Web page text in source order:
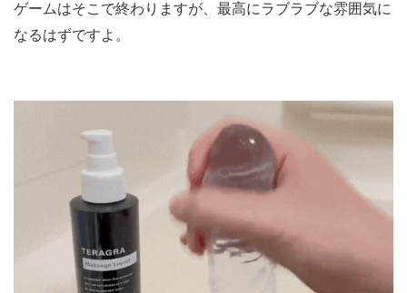
ゲームはそこで終わりますが、最高にラブラブな雰囲気に
なるはずですよ。